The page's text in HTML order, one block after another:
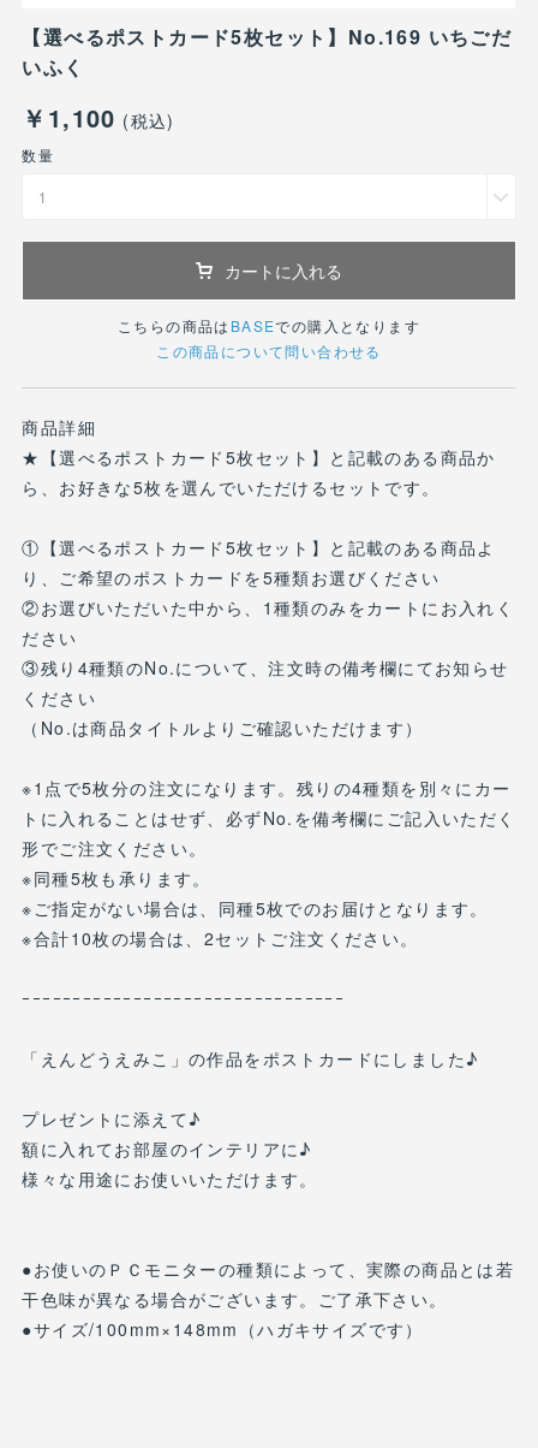
【選べるポストカード5枚セット】No.169 いちごだ
いふく
￥1,100 (税込)
数量
1
カートに入れる
こちらの商品は BASEでの購入となります
この商品について問い合わせる
商品詳細
★【選べるポストカード5枚セット】と記載のある商品か
ら、お好きな5枚を選んでいただけるセットです。
①【選べるポストカード5枚セット】と記載のある商品よ
り、ご希望のポストカードを5種類お選びください
②お選びいただいた中から、1種類のみをカートにお入れく
ださい
③残り4種類のNo.について、注文時の備考欄にてお知らせ
ください
（No.は商品タイトルよりご確認いただけます）
※1点で5枚分の注文になります。残りの4種類を別々にカー
トに入れることはせず、必ずNo.を備考欄にご記入いただく
形でご注文ください。
※同種5枚も承ります。
※ご指定がない場合は、同種5枚でのお届けとなります。
※合計10枚の場合は、2セットご注文ください。
ｰｰｰｰｰｰｰｰｰｰｰｰｰｰｰｰｰｰｰｰｰｰｰｰｰｰｰｰｰｰｰｰ
「えんどうえみこ」の作品をポストカードにしました♪
プレゼントに添えて♪
額に入れてお部屋のインテリアに♪
様々な用途にお使いいただけます。
●お使いのＰＣモニターの種類によって、実際の商品とは若
干色味が異なる場合がございます。ご了承下さい。
●サイズ/100mm×148mm（ハガキサイズです）